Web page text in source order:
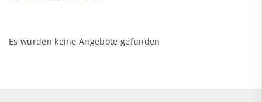
Es wurden keine Angebote gefunden